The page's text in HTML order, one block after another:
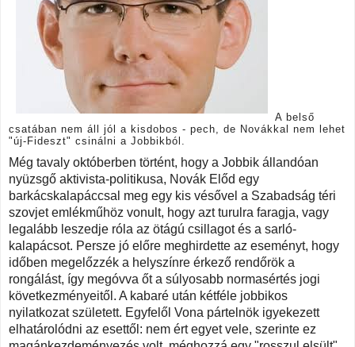
A belső
csatában nem áll jól a kisdobos - pech, de Novákkal nem lehet
"új-Fideszt" csinálni a Jobbikból.
Még tavaly októberben történt, hogy a Jobbik állandóan
nyüzsgő aktivista-politikusa, Novák Előd egy
barkácskalapáccsal meg egy kis vésővel a Szabadság téri
szovjet emlékműhöz vonult, hogy azt turulra faragja, vagy
legalább leszedje róla az ötágú csillagot és a sarló-
kalapácsot. Persze jó előre meghirdette az eseményt, hogy
időben megelőzzék a helyszínre érkező rendőrök a
rongálást, így megóvva őt a súlyosabb normasértés jogi
következményeitől. A kabaré után kétféle jobbikos
nyilatkozat született. Egyfelől Vona pártelnök igyekezett
elhatárolódni az esettől: nem ért egyet vele, szerinte ez